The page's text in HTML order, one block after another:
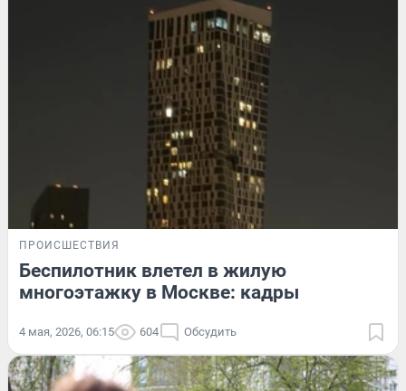
ПРОИСШЕСТВИЯ
Беспилотник влетел в жилую
многоэтажку в Москве: кадры
4 мая, 2026, 06:15 604 Обсудить